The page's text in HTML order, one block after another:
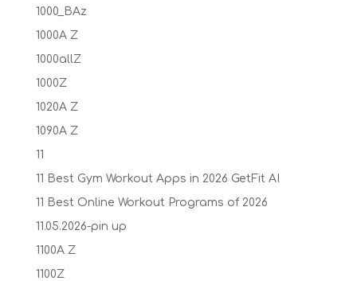
1000_BAz
1000A Z
1000allZ
1000Z
1020A Z
1090A Z
11
11 Best Gym Workout Apps in 2026 GetFit AI
11 Best Online Workout Programs of 2026
11.05.2026-pin up
1100A Z
1100Z